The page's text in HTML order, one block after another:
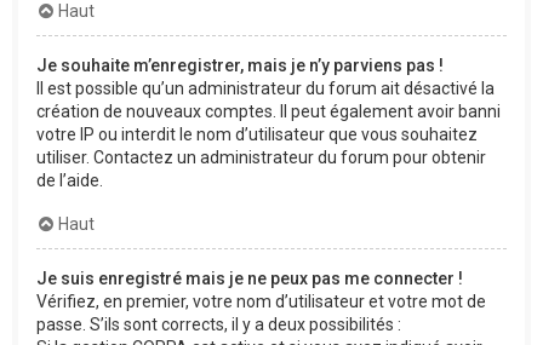
Haut
Je souhaite m’enregistrer, mais je n’y parviens pas !
Il est possible qu’un administrateur du forum ait désactivé la
création de nouveaux comptes. Il peut également avoir banni
votre IP ou interdit le nom d’utilisateur que vous souhaitez
utiliser. Contactez un administrateur du forum pour obtenir
de l’aide.
Haut
Je suis enregistré mais je ne peux pas me connecter !
Vérifiez, en premier, votre nom d’utilisateur et votre mot de
passe. S’ils sont corrects, il y a deux possibilités :